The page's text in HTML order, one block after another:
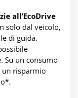
all’EcoDrive
solo dal veicolo,
di guida.
Su un consumo
un risparmio